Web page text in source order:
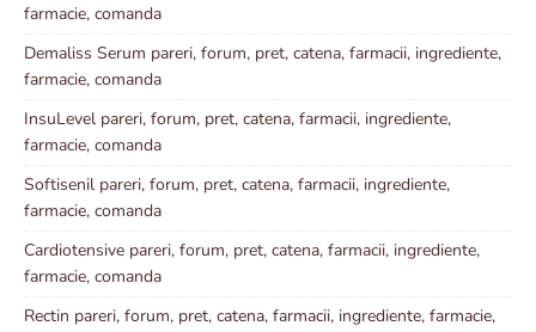
farmacie, comanda
Demaliss Serum pareri, forum, pret, catena, farmacii, ingrediente,
farmacie, comanda
InsuLevel pareri, forum, pret, catena, farmacii, ingrediente,
farmacie, comanda
Softisenil pareri, forum, pret, catena, farmacii, ingrediente,
farmacie, comanda
Cardiotensive pareri, forum, pret, catena, farmacii, ingrediente,
farmacie, comanda
Rectin pareri, forum, pret, catena, farmacii, ingrediente, farmacie,